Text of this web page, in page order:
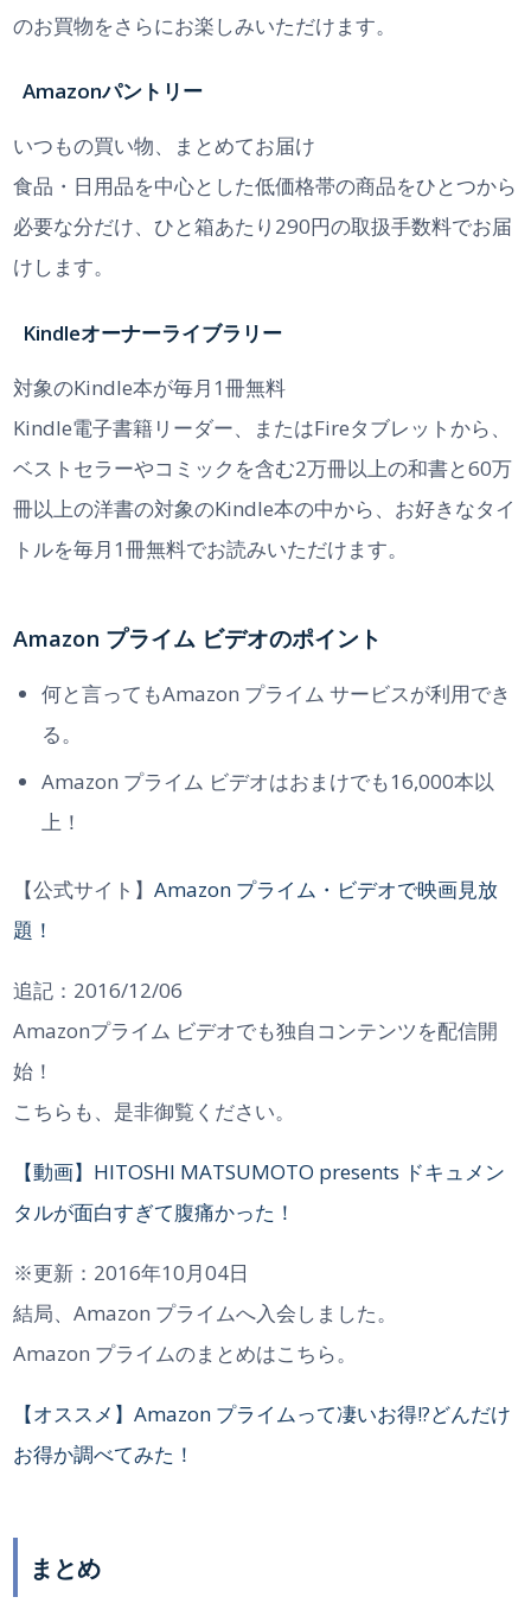
のお買物をさらにお楽しみいただけます。
Amazonパントリー
いつもの買い物、まとめてお届け
食品・日用品を中心とした低価格帯の商品をひとつから
必要な分だけ、ひと箱あたり290円の取扱手数料でお届
けします。
Kindleオーナーライブラリー
対象のKindle本が毎月1冊無料
Kindle電子書籍リーダー、またはFireタブレットから、
ベストセラーやコミックを含む2万冊以上の和書と60万
冊以上の洋書の対象のKindle本の中から、お好きなタイ
トルを毎月1冊無料でお読みいただけます。
Amazon プライム ビデオのポイント
何と言ってもAmazon プライム サービスが利用でき
る。
Amazon プライム ビデオはおまけでも16,000本以
上！
【公式サイト】Amazon プライム・ビデオで映画見放
題！
追記：2016/12/06
Amazonプライム ビデオでも独自コンテンツを配信開
始！
こちらも、是非御覧ください。
【動画】HITOSHI MATSUMOTO presents ドキュメン
タルが面白すぎて腹痛かった！
※更新：2016年10月04日
結局、Amazon プライムへ入会しました。
Amazon プライムのまとめはこちら。
【オススメ】Amazon プライムって凄いお得!?どんだけ
お得か調べてみた！
まとめ